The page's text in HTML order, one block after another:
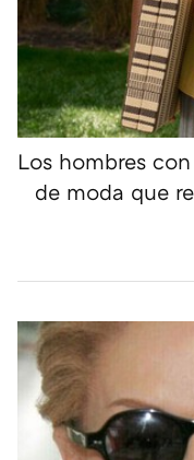
Los hombres
de moda que